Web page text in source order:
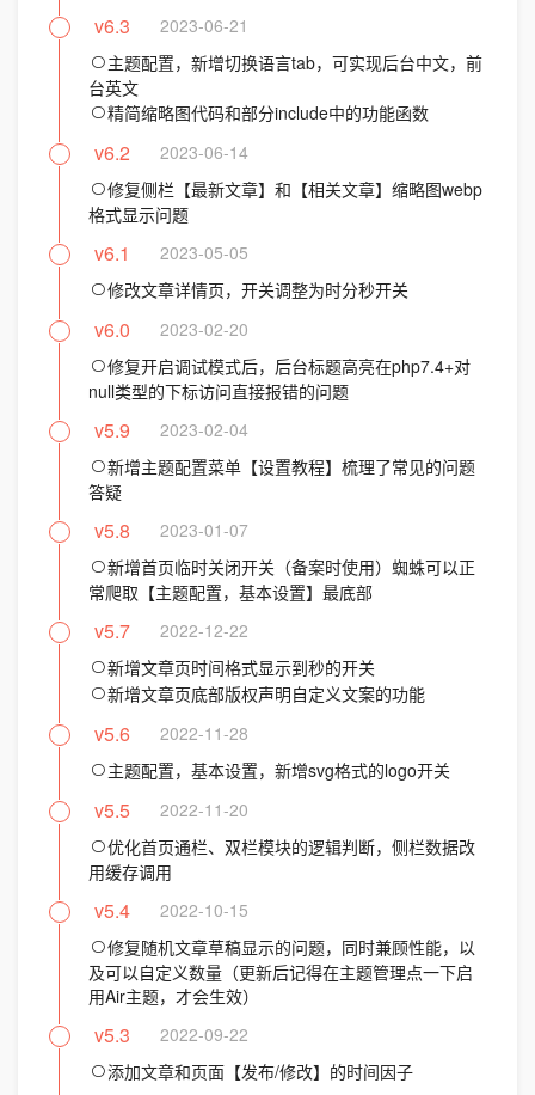
2023-06-21
主题配置，新增切换语言tab，可实现后台中文，前
台英文
精简缩略图代码和部分include中的功能函数
v6.3
2023-06-14
修复侧栏【最新文章】和【相关文章】缩略图webp
格式显示问题
v6.2
2023-05-05
修改文章详情页，开关调整为时分秒开关
v6.1
2023-02-20
修复开启调试模式后，后台标题高亮在php7.4+对
null类型的下标访问直接报错的问题
v6.0
2023-02-04
新增主题配置菜单【设置教程】梳理了常见的问题
答疑
v5.9
2023-01-07
新增首页临时关闭开关（备案时使用）蜘蛛可以正
常爬取【主题配置，基本设置】最底部
v5.8
2022-12-22
新增文章页时间格式显示到秒的开关
新增文章页底部版权声明自定义文案的功能
v5.7
2022-11-28
主题配置，基本设置，新增svg格式的logo开关
v5.6
2022-11-20
优化首页通栏、双栏模块的逻辑判断，侧栏数据改
用缓存调用
v5.5
2022-10-15
修复随机文章草稿显示的问题，同时兼顾性能，以
及可以自定义数量（更新后记得在主题管理点一下启
用Air主题，才会生效）
v5.4
2022-09-22
添加文章和页面【发布/修改】的时间因子
v5.3